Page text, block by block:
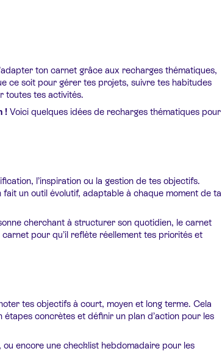
ton carnet grâce aux recharges thématiques,
ce soit pour gérer tes projets, suivre tes habitudes
toutes tes activités.
! Voici quelques idées de recharges thématiques pour
l’inspiration ou la gestion de tes objectifs.
un outil évolutif, adaptable à chaque moment de ta
cherchant à structurer son quotidien, le carnet
pour qu’il reflète réellement tes priorités et
tes objectifs à court, moyen et long terme. Cela
concrètes et définir un plan d’action pour les
encore une checklist hebdomadaire pour les